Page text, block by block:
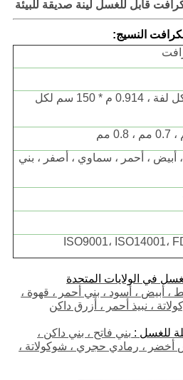
قابل للغسل لينة صديقة للبيئة
النسيج:
الحجم: 150 سم * 100 م لكل لفة ، 0.914 م * 150 سم لكل
أبيض ، أحمر ، سماوي ، أصفر ، بني
في الولايات المتحدة
​​، أبيض ، أسود ، بني أحمر ، قهوة ،
، نبيذ أحمر ، أزرق داكن
للغسل : بني فاتح ، بني داكن ،
أخضر ، رمادي حجري ، شوكولاتة ،